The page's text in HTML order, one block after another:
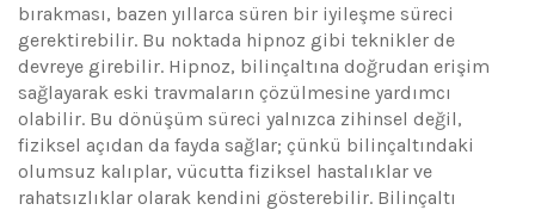
bırakması, bazen yıllarca süren bir iyileşme süreci
gerektirebilir. Bu noktada hipnoz gibi teknikler de
devreye girebilir. Hipnoz, bilinçaltına doğrudan erişim
sağlayarak eski travmaların çözülmesine yardımcı
olabilir. Bu dönüşüm süreci yalnızca zihinsel değil,
fiziksel açıdan da fayda sağlar; çünkü bilinçaltındaki
olumsuz kalıplar, vücutta fiziksel hastalıklar ve
rahatsızlıklar olarak kendini gösterebilir. Bilinçaltı